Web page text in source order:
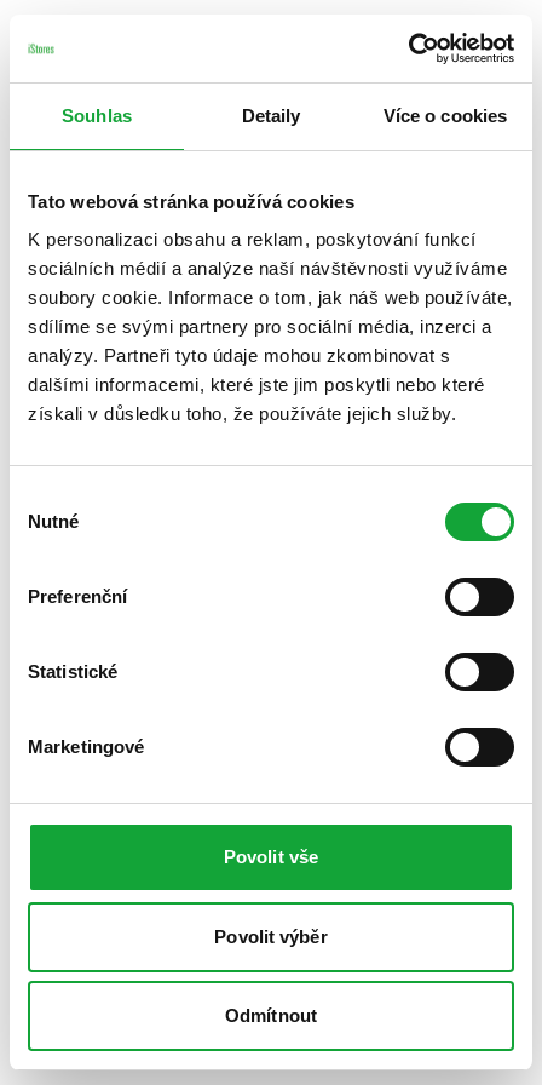
Souhlas Detaily Více o cookies
Tato webová stránka používá cookies
K personalizaci obsahu a reklam, poskytování funkcí
sociálních médií a analýze naší návštěvnosti využíváme
soubory cookie. Informace o tom, jak náš web používáte,
sdílíme se svými partnery pro sociální média, inzerci a
analýzy. Partneři tyto údaje mohou zkombinovat s
dalšími informacemi, které jste jim poskytli nebo které
získali v důsledku toho, že používáte jejich služby.
souhlasu
Nutné
Preferenční
Statistické
Marketingové
Povolit vše
Povolit výběr
Odmítnout